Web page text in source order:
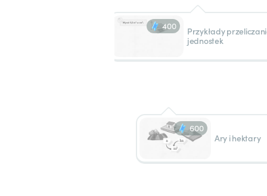
400
Przykłady
jednostek
600
Ary i hektary